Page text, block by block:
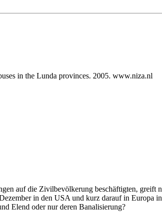
in the Lunda provinces. 2005. www.niza.nl
auf die Zivilbevölkerung beschäftigten, greift
in den USA und kurz darauf in Europa
Elend oder nur deren Banalisierung?